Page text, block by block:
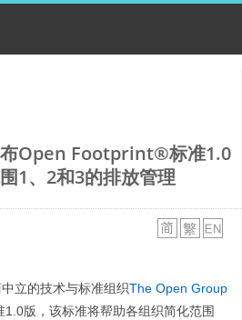
Open Footprint®标准1.0
1、2和3的排放管理
立的技术与标准组织The Open Group
1.0版，该标准将帮助各组织简化范围